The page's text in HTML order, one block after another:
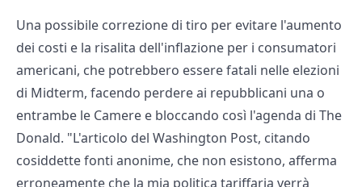
Una possibile correzione di tiro per evitare l'aumento
dei costi e la risalita dell'inflazione per i consumatori
americani, che potrebbero essere fatali nelle elezioni
di Midterm, facendo perdere ai repubblicani una o
entrambe le Camere e bloccando così l'agenda di The
Donald. "L'articolo del Washington Post, citando
cosiddette fonti anonime, che non esistono, afferma
erroneamente che la mia politica tariffaria verrà